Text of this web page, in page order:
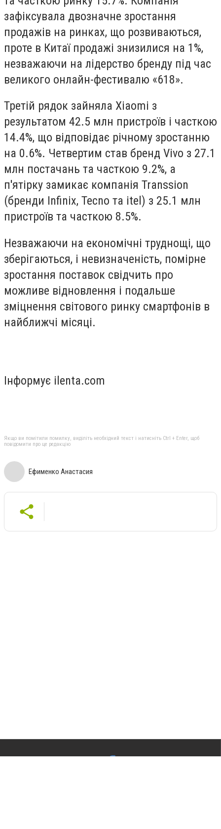
зафіксувала двозначне зростання
продажів на ринках, що розвиваються,
проте в Китаї продажі знизилися на 1%,
незважаючи на лідерство бренду під час
великого онлайн-фестивалю «618».
Третій рядок зайняла Xiaomi з
результатом 42.5 млн пристроїв і часткою
14.4%, що відповідає річному зростанню
на 0.6%. Четвертим став бренд Vivo з 27.1
млн постачань та часткою 9.2%, а
п'ятірку замикає компанія Transsion
(бренди Infinix, Tecno та itel) з 25.1 млн
пристроїв та часткою 8.5%.
Незважаючи на економічні труднощі, що
зберігаються, і невизначеність, помірне
зростання поставок свідчить про
можливе відновлення і подальше
зміцнення світового ринку смартфонів в
найближчі місяці.
Інформує ilenta.com
Якщо ви помітили помилку, виділіть необхідний текст і натисніть Ctrl + Enter, щоб
повідомити про це редакцію
Ефименко Анастасия